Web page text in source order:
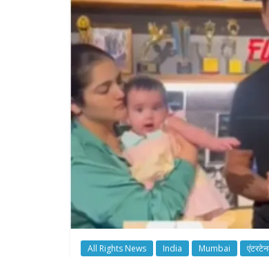
All Rights News India Mumbai